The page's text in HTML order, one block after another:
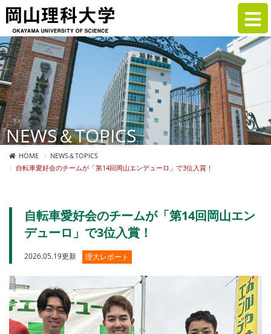
NEWS＆TOPICS
HOME
NEWS＆TOPICS
自転車愛好会のチームが「第14回岡山エンデューロ」で3位入賞！
自転車愛好会のチームが「第14回岡山エン
デューロ」で3位入賞！
2026.05.19更新 理大レポート